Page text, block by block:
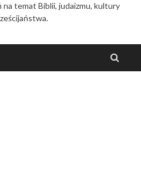
temat Biblii, judaizmu, kultury